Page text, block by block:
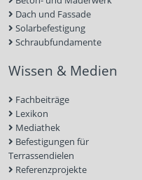
Dach und Fassade
Solarbefestigung
Schraubfundamente
Wissen & Medien
Fachbeiträge
Lexikon
Mediathek
Befestigungen für
Terrassendielen
Referenzprojekte